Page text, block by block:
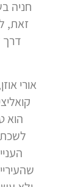
חניה
זאת,
דרך
אורי
הוא